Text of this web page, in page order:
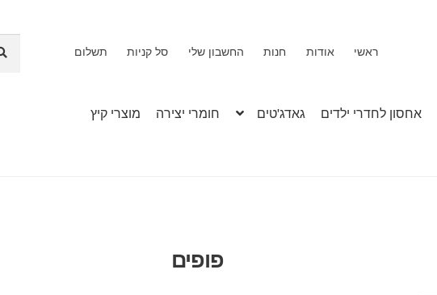
ראשי אודות חנות החשבון שלי סל קניות תשלום
אחסון לחדרי ילדים גאדג'טים חומרי יצירה מוצרי קיץ
פופים